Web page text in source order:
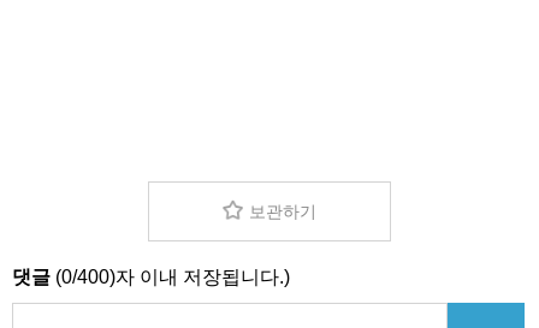
보관하기
댓글 (0/400)자 이내 저장됩니다.)